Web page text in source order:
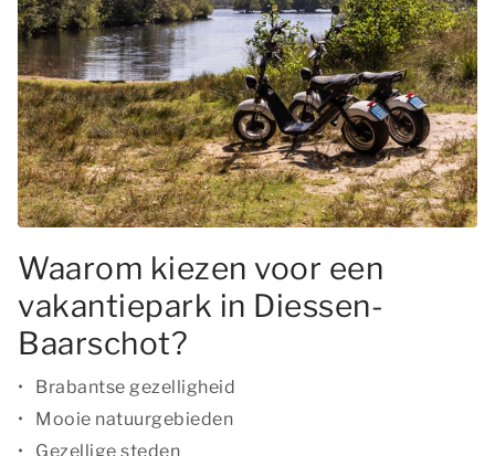
Waarom kiezen voor een
vakantiepark in Diessen-
Baarschot?
Brabantse gezelligheid
Mooie natuurgebieden
Gezellige steden